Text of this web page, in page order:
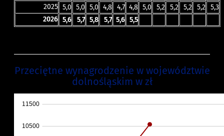
2025 5,0 5,0 5,0 4,8 4,7 4,8 5,0 5,2 5,2 5,2 5,2 5,3
2026 5,6 5,7 5,8 5,7 5,6 5,5
Przeciętne wynagrodzenie w województwie
dolnośląskim w zł